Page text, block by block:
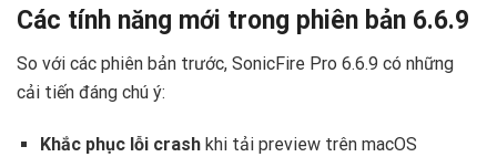
Các tính năng mới trong phiên bản 6.6.9
So với các phiên bản trước, SonicFire Pro 6.6.9 có những
cải tiến đáng chú ý:
Khắc phục lỗi crashkhi tải preview trên macOS